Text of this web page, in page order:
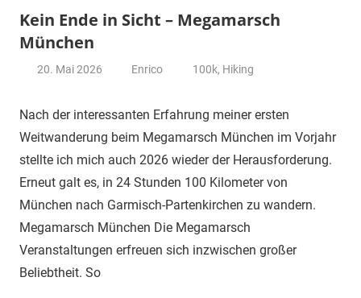
Kein Ende in Sicht – Megamarsch
München
20. Mai 2026 Enrico 100k, Hiking
Nach der interessanten Erfahrung meiner ersten
Weitwanderung beim Megamarsch München im Vorjahr
stellte ich mich auch 2026 wieder der Herausforderung.
Erneut galt es, in 24 Stunden 100 Kilometer von
München nach Garmisch-Partenkirchen zu wandern.
Megamarsch München Die Megamarsch
Veranstaltungen erfreuen sich inzwischen großer
Beliebtheit. So